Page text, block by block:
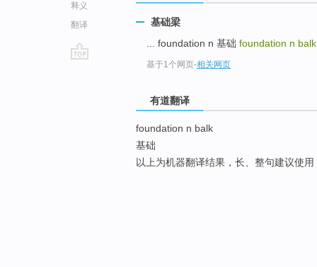
释义
翻译
基础梁
... foundation n 基础 foundation n balk
基于1个网页-相关网页
有道翻译
foundation n balk
基础
以上为机器翻译结果，长、整句建议使用